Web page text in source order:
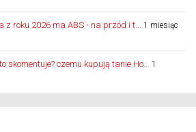
roku 2026 ma ABS - na przód i t...
1 miesiąc
skomentuje? czemu kupują tanie Ho...
1